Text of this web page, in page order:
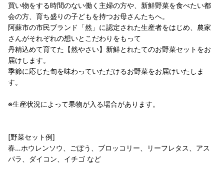
買い物をする時間のない働く主婦の方や、新鮮野菜を食べたい都
会の方、育ち盛りの子どもを持つお母さんたちへ。
阿蘇市の市民ブランド「然」に認定された生産者をはじめ、農家
さんがそれぞれの想いとこだわりをもって
丹精込めて育てた【然やさい】新鮮とれたてのお野菜セットをお
届けします。
季節に応じた旬を味わっていただけるお野菜をお届けいたしま
す。
※生産状況によって果物が入る場合があります。
[野菜セット例]
春…ホウレンソウ、ごぼう、ブロッコリー、リーフレタス、アス
パラ、ダイコン、イチゴ など